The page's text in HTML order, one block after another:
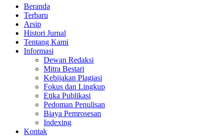
Beranda
Terbaru
Arsip
Histori Jurnal
Tentang Kami
Informasi
Dewan Redaksi
Mitra Bestari
Kebijakan Plagiasi
Fokus dan Lingkup
Etika Publikasi
Pedoman Penulisan
Biaya Pemrosesan
Indexing
Kontak